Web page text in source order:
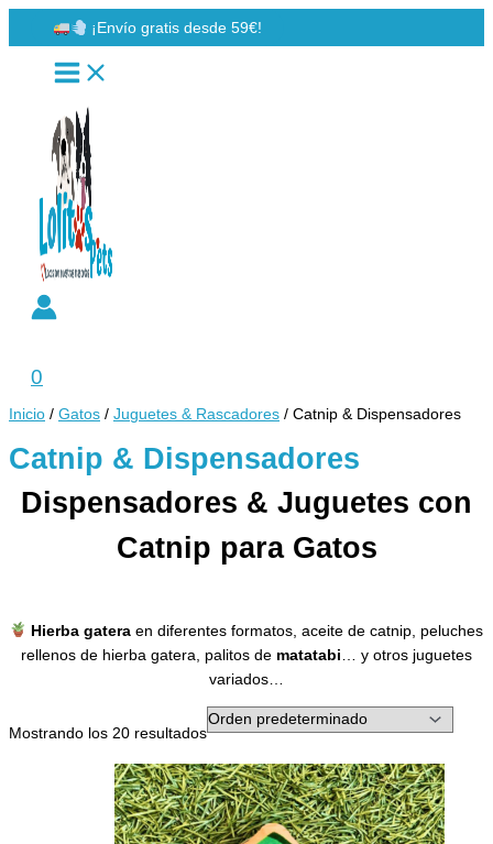
al
contenido
¡Envío gratis desde 59€!
0
Inicio / Gatos / Juguetes & Rascadores / Catnip & Dispensadores
Catnip & Dispensadores
Dispensadores & Juguetes con
Catnip para Gatos
Hierba gatera en diferentes formatos, aceite de catnip, peluches
rellenos de hierba gatera, palitos de matatabi … y otros juguetes
variados…
Mostrando los 20 resultados